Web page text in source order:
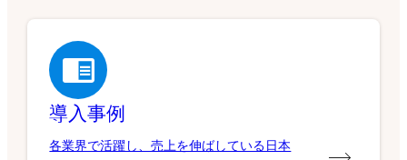
導入事例
各業界で活躍し、売上を伸ばしている日本